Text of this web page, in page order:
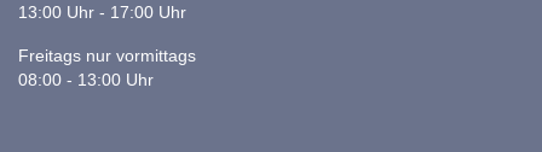
13:00 Uhr - 17:00 Uhr
Freitags nur vormittags
08:00 - 13:00 Uhr